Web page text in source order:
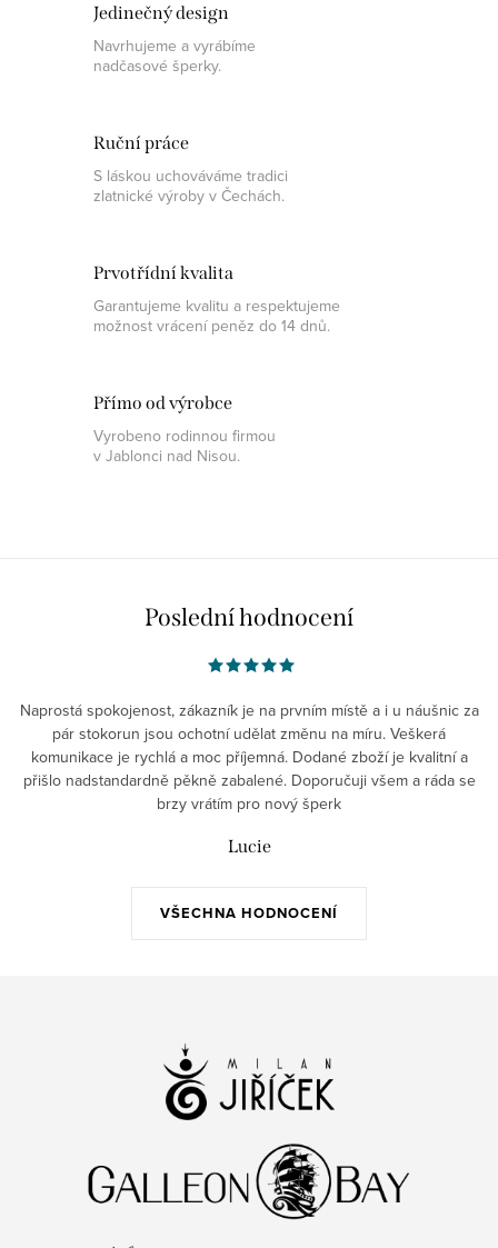
Jedinečný design
Navrhujeme a vyrábíme
nadčasové šperky.
Ruční práce
S láskou uchováváme tradici
zlatnické výroby v Čechách.
Prvotřídní kvalita
Garantujeme kvalitu a respektujeme
možnost vrácení peněz do 14 dnů.
Přímo od výrobce
Vyrobeno rodinnou firmou
v Jablonci nad Nisou.
Poslední hodnocení
VŠECHNA HODNOCENÍ
Naprostá spokojenost, zákazník je na prvním místě a i u náušnic za
pár stokorun jsou ochotní udělat změnu na míru. Veškerá
komunikace je rychlá a moc příjemná. Dodané zboží je kvalitní a
přišlo nadstandardně pěkně zabalené. Doporučuji všem a ráda se
brzy vrátím pro nový šperk
Lucie